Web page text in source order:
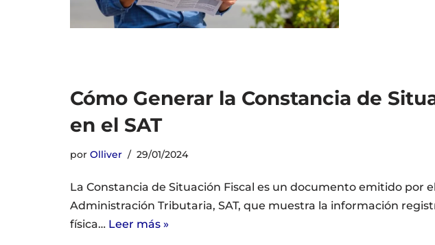
Cómo Generar la Constancia de
en el SAT
por Olliver 29/01/2024
La Constancia de Situación Fiscal es un documento emitido por
Administración Tributaria, SAT, que muestra la información
física… Leer más »